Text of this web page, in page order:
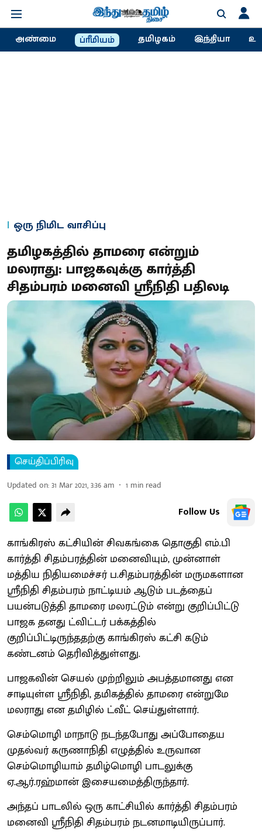
அண்மை ப்ரீமியம் தமிழகம் இந்தியா
ஒரு நிமிட வாசிப்பு
தமிழகத்தில் தாமரை என்றும்
மலராது: பாஜகவுக்கு கார்த்தி
சிதம்பரம் மனைவி ஸ்ரீநிதி பதிலடி
செய்திப்பிரிவு
Updated on:31 Mar 2021, 3:36 am 1 min read
Follow Us
காங்கிரஸ் கட்சியின் சிவகங்கை தொகுதி எம்.பி
கார்த்தி சிதம்பரத்தின் மனைவியும், முன்னாள்
மத்திய நிதியமைச்சர் ப.சிதம்பரத்தின் மருமகளான
ஸ்ரீநிதி சிதம்பரம் நாட்டியம் ஆடும் படத்தைப்
பயன்படுத்தி தாமரை மலரட்டும் என்று குறிப்பிட்டு
பாஜக தனது ட்விட்டர் பக்கத்தில்
குறிப்பிட்டிருந்ததற்கு காங்கிரஸ் கட்சி கடும்
கண்டனம் தெரிவித்துள்ளது.
பாஜகவின் செயல் முற்றிலும் அபத்தமானது என
சாடியுள்ள ஸ்ரீநிதி, தமிகத்தில் தாமரை என்றுமே
மலராது என தமிழில் ட்வீட் செய்துள்ளார்.
செம்மொழி மாநாடு நடந்தபோது அப்போதைய
முதல்வர் கருணாநிதி எழுத்தில் உருவான
செம்மொழியாம் தமிழ்மொழி பாடலுக்கு
ஏ.ஆர்.ரஹ்மான் இசையமைத்திருந்தார்.
அந்தப் பாடலில் ஒரு காட்சியில் கார்த்தி சிதம்பரம்
மனைவி ஸ்ரீநிதி சிதம்பரம் நடனமாடியிருப்பார்.